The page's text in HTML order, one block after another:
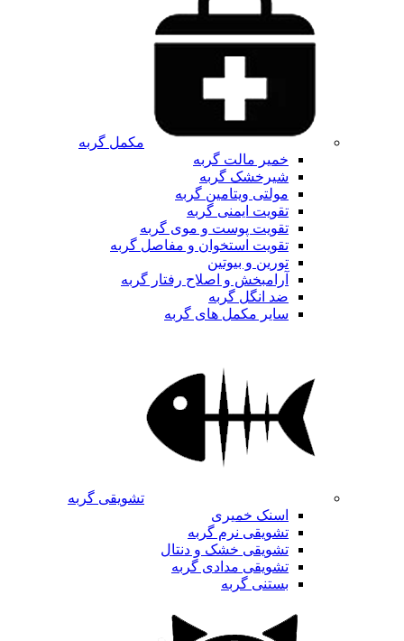
مکمل گربه
خمیر مالت گربه
شیرخشک گربه
مولتی ویتامین گربه
تقویت ایمنی گربه
تقویت پوست و موی گربه
تقویت استخوان و مفاصل گربه
تورین و بیوتین
آرامبخش و اصلاح رفتار گربه
ضد انگل گربه
سایر مکمل های گربه
تشویقی گربه
اسنک خمیری
تشویقی نرم گربه
تشویقی خشک و دنتال
تشویقی مدادی گربه
بستنی گربه